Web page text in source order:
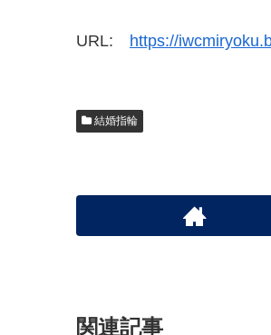
URL: https://
結婚指輪
関連記事